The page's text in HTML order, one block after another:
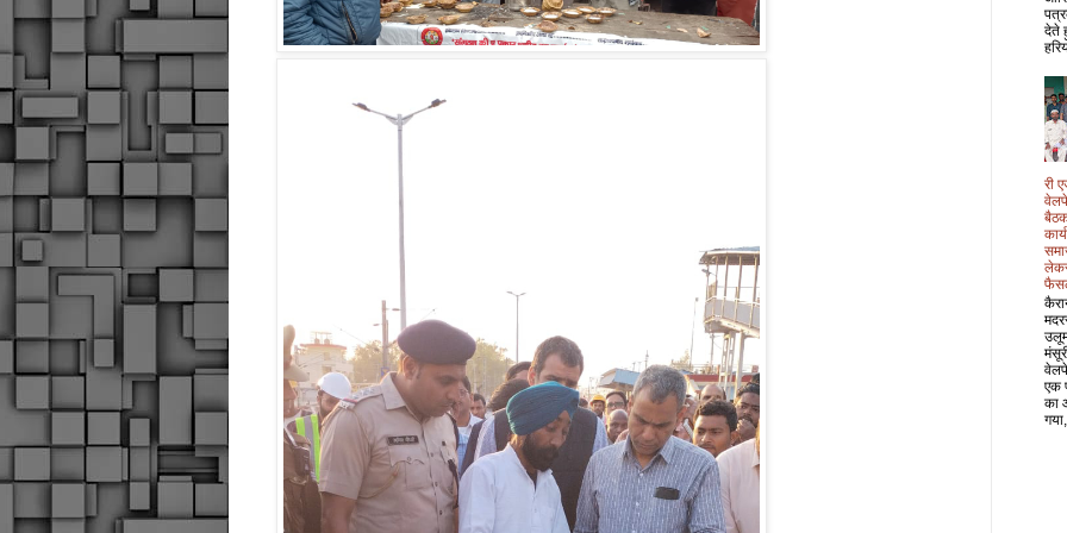
देते
री
एक
का